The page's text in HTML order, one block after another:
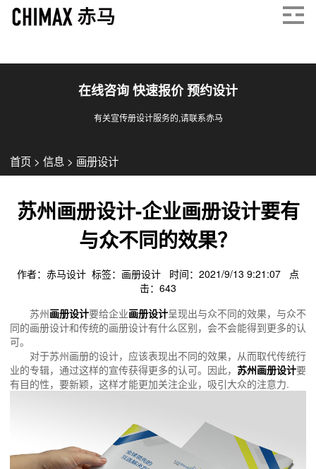
在线咨询 快速报价 预约设计
有关宣传册设计服务的,请联系赤马
首页 > 信息 > 画册设计
苏州画册设计-企业画册设计要有
与众不同的效果？
作者：赤马设计 标签： 画册设计
时间：2021/9/13 9:21:07 点
击： 643
苏州画册设计要给企业画册设计呈现出与众不同的效果，与众不
同的画册设计和传统的画册设计有什么区别，会不会能得到更多的认
可。
对于苏州画册的设计，应该表现出不同的效果，从而取代传统行
业的专辑，通过这样的宣传获得更多的认可。因此， 苏州画册设计要
有目的性，要新颖，这样才能更加关注企业，吸引大众的注意力.